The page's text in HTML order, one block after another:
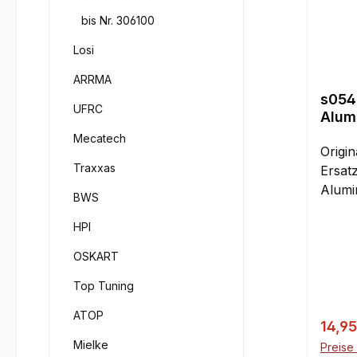
bis Nr. 306100
Losi
ARRMA
UFRC
Mecatech
Traxxas
BWS
HPI
OSKART
Top Tuning
ATOP
Mielke
Preise